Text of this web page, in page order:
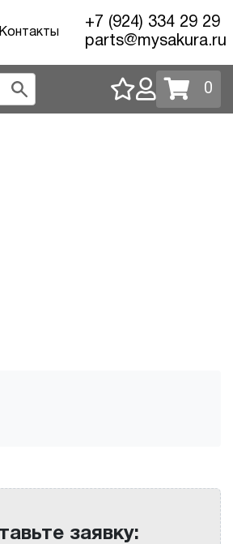
Контакты
+7 (924) 334 29 29
parts@mysakura.ru
0
заявку: